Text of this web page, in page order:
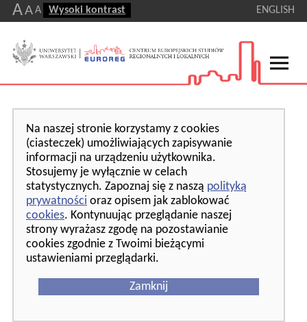
AA A Wysoki kontrast ENGLISH
Na naszej stronie korzystamy z cookies
(ciasteczek) umożliwiających zapisywanie
informacji na urządzeniu użytkownika.
Stosujemy je wyłącznie w celach
statystycznych. Zapoznaj się z naszą polityką
prywatności oraz opisem jak zablokować
cookies. Kontynuując przeglądanie naszej
strony wyrażasz zgodę na pozostawianie
cookies zgodnie z Twoimi bieżącymi
ustawieniami przeglądarki.
Zamknij